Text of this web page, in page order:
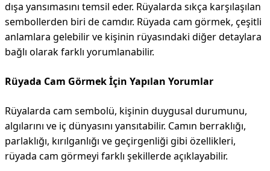
dışa yansımasını temsil eder. Rüyalarda sıkça karşılaşılan
sembollerden biri de camdır. Rüyada cam görmek, çeşitli
anlamlara gelebilir ve kişinin rüyasındaki diğer detaylara
bağlı olarak farklı yorumlanabilir.
Rüyada Cam Görmek İçin Yapılan Yorumlar
Rüyalarda cam sembolü, kişinin duygusal durumunu,
algılarını ve iç dünyasını yansıtabilir. Camın berraklığı,
parlaklığı, kırılganlığı ve geçirgenliği gibi özellikleri,
rüyada cam görmeyi farklı şekillerde açıklayabilir.